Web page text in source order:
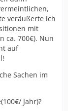
veräußerte ich
mit
ca. 700€). Nun
auf
Sachen im
Jahr)?